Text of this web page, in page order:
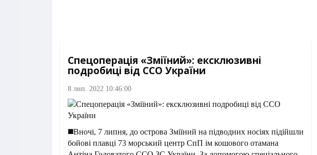
Спецоперація «Зміїний»: ексклюзивні
подробиці від ССО України
8 лип. 2022 10:46:00
◼️Вночі, 7 липня, до острова Зміїний на підводних носіях підійшли
бойові плавці 73 морський центр СпП ім кошового отамана